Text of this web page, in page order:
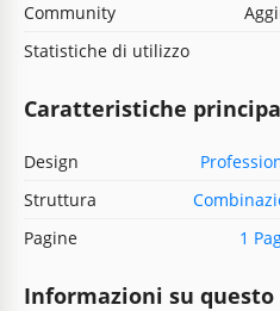
Community
Statistiche di utilizzo
Caratteristiche
Design
Struttura
Pagine
1
Informazioni su